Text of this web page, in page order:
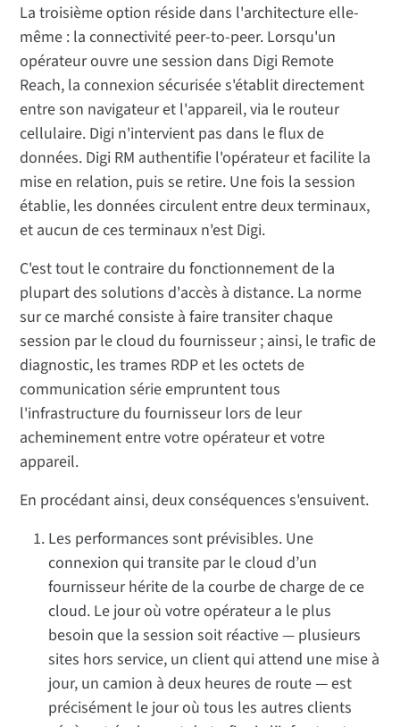
La troisième option réside dans l'architecture elle-
même : la connectivité peer-to-peer. Lorsqu'un
opérateur ouvre une session dans Digi Remote
Reach, la connexion sécurisée s'établit directement
entre son navigateur et l'appareil, via le routeur
cellulaire. Digi n'intervient pas dans le flux de
données. Digi RM authentifie l'opérateur et facilite la
mise en relation, puis se retire. Une fois la session
établie, les données circulent entre deux terminaux,
et aucun de ces terminaux n'est Digi.
C'est tout le contraire du fonctionnement de la
plupart des solutions d'accès à distance. La norme
sur ce marché consiste à faire transiter chaque
session par le cloud du fournisseur ; ainsi, le trafic de
diagnostic, les trames RDP et les octets de
communication série empruntent tous
l'infrastructure du fournisseur lors de leur
acheminement entre votre opérateur et votre
appareil.
En procédant ainsi, deux conséquences s'ensuivent.
Les performances sont prévisibles. Une
connexion qui transite par le cloud d’un
fournisseur hérite de la courbe de charge de ce
cloud. Le jour où votre opérateur a le plus
besoin que la session soit réactive — plusieurs
sites hors service, un client qui attend une mise à
jour, un camion à deux heures de route — est
précisément le jour où tous les autres clients